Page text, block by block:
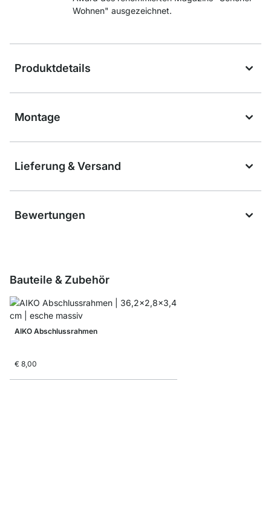
Wohnen" ausgezeichnet.
Produktdetails
Montage
Lieferung & Versand
Bewertungen
Bauteile & Zubehör
AIKO Abschlussrahmen
€ 8,00